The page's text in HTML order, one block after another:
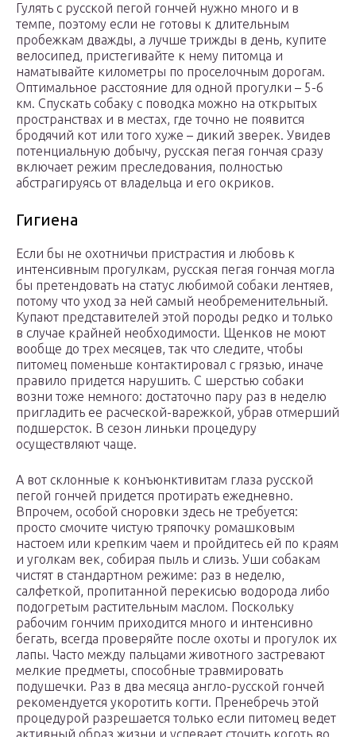
Гулять с русской пегой гончей нужно много и в
темпе, поэтому если не готовы к длительным
пробежкам дважды, а лучше трижды в день, купите
велосипед, пристегивайте к нему питомца и
наматывайте километры по проселочным дорогам.
Оптимальное расстояние для одной прогулки – 5-6
км. Спускать собаку с поводка можно на открытых
пространствах и в местах, где точно не появится
бродячий кот или того хуже – дикий зверек. Увидев
потенциальную добычу, русская пегая гончая сразу
включает режим преследования, полностью
абстрагируясь от владельца и его окриков.
Гигиена
Если бы не охотничьи пристрастия и любовь к
интенсивным прогулкам, русская пегая гончая могла
бы претендовать на статус любимой собаки лентяев,
потому что уход за ней самый необременительный.
Купают представителей этой породы редко и только
в случае крайней необходимости. Щенков не моют
вообще до трех месяцев, так что следите, чтобы
питомец поменьше контактировал с грязью, иначе
правило придется нарушить. С шерстью собаки
возни тоже немного: достаточно пару раз в неделю
пригладить ее расческой-варежкой, убрав отмерший
подшерсток. В сезон линьки процедуру
осуществляют чаще.
А вот склонные к конъюнктивитам глаза русской
пегой гончей придется протирать ежедневно.
Впрочем, особой сноровки здесь не требуется:
просто смочите чистую тряпочку ромашковым
настоем или крепким чаем и пройдитесь ей по краям
и уголкам век, собирая пыль и слизь. Уши собакам
чистят в стандартном режиме: раз в неделю,
салфеткой, пропитанной перекисью водорода либо
подогретым растительным маслом. Поскольку
рабочим гончим приходится много и интенсивно
бегать, всегда проверяйте после охоты и прогулок их
лапы. Часто между пальцами животного застревают
мелкие предметы, способные травмировать
подушечки. Раз в два месяца англо-русской гончей
рекомендуется укоротить когти. Пренебречь этой
процедурой разрешается только если питомец ведет
активный образ жизни и успевает сточить коготь во